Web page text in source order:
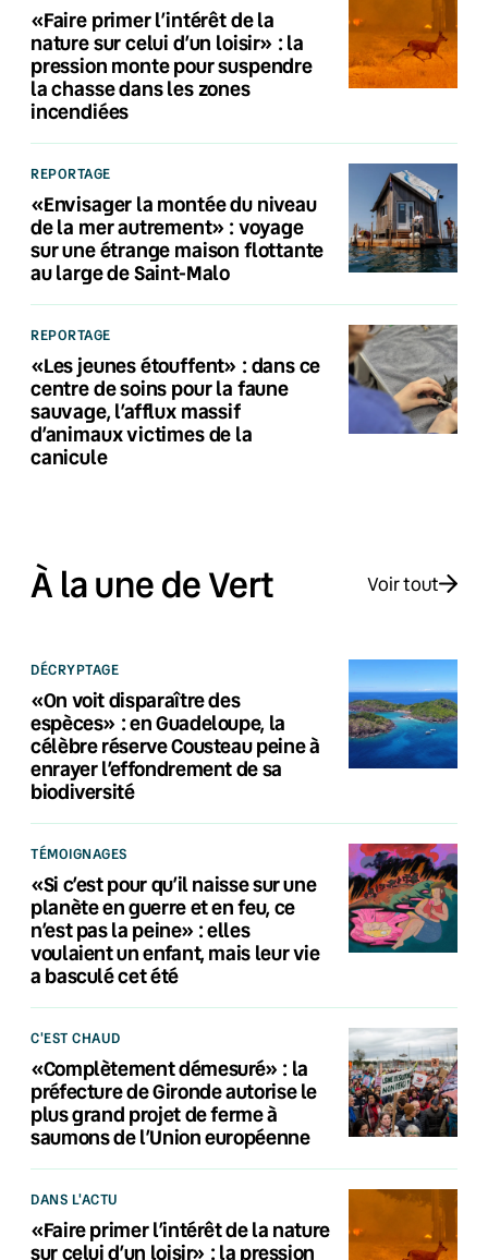
«Faire primer l’intérêt de la
nature sur celui d’un loisir» : la
pression monte pour suspendre
la chasse dans les zones
incendiées
REPORTAGE
«Envisager la montée du niveau
de la mer autrement» : voyage
sur une étrange maison flottante
au large de Saint-Malo
REPORTAGE
«Les jeunes étouffent» : dans ce
centre de soins pour la faune
sauvage, l’afflux massif
d’animaux victimes de la
canicule
À la une de Vert Voir tout
DÉCRYPTAGE
«On voit disparaître des
espèces» : en Guadeloupe, la
célèbre réserve Cousteau peine à
enrayer l’effondrement de sa
biodiversité
TÉMOIGNAGES
«Si c’est pour qu’il naisse sur une
planète en guerre et en feu, ce
n’est pas la peine» : elles
voulaient un enfant, mais leur vie
a basculé cet été
C'EST CHAUD
«Complètement démesuré» : la
préfecture de Gironde autorise le
plus grand projet de ferme à
saumons de l’Union européenne
DANS L'ACTU
«Faire primer l’intérêt de la nature
sur celui d’un loisir» : la pression